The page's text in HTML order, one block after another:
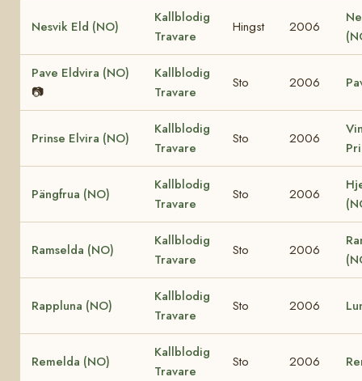
Nesvik Eld (NO)
Kallblodig
Travare
Hingst 2006
Pave Eldvira (NO)
📷
Kallblodig
Travare
Sto 2006
Prinse Elvira (NO)
Kallblodig
Travare
Sto 2006
Pängfrua (NO)
Kallblodig
Travare
Sto 2006
Ramselda (NO)
Kallblodig
Travare
Sto 2006
Rappluna (NO)
Kallblodig
Travare
Sto 2006
Remelda (NO)
Kallblodig
Travare
Sto 2006